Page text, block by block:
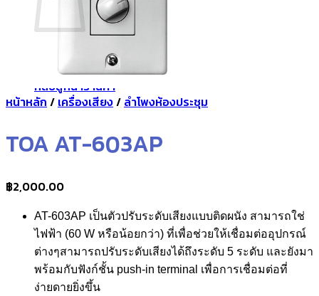
ไม่มีสินค้าในตะกร้า
กลับสู่หน้าร้านค้า
หน้าหลัก / เครื่องเสียง/ ลำโพงห้องประชุม
TOA AT-603AP
฿2,000.00
AT-603AP เป็นตัวปรับระดับเสียงแบบติดผนัง สามารถใช่
ไฟฟ้า (60 W หรือน้อยกว่า) ที่เพื่อช่วยให้เชื่อมต่ออุปกรณ์
ต่างๆสามารถปรับระดับเสียงได้ถึงระดับ 5 ระดับ และยังมา
พร้อมกับฟังก์ชั้น push-in terminal เพื่อการเชื่อมต่อที่
ง่ายดายยิ่งขึ้น